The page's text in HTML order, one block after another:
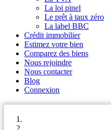
La loi pinel
Le prêt à taux zéro
La label BBC
Crédit immobilier
Estimez votre bien
Comparez des biens
Nous rejoindre
Nous contacter
Blog
Connexion